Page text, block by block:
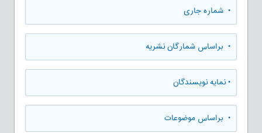
• شماره جاری
• براساس شمارگان نشریه
•نمایه نویسندگان
• براساس موضوعات